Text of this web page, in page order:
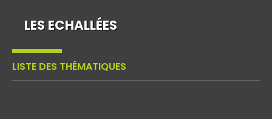
LES ECHALLÉES
LISTE DES THÉMATIQUES